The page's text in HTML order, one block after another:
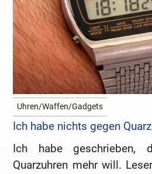
Uhren/Waffen/Gadgets
Ich habe nichts gegen
Ich habe geschrieben,
Quarzuhren mehr will.